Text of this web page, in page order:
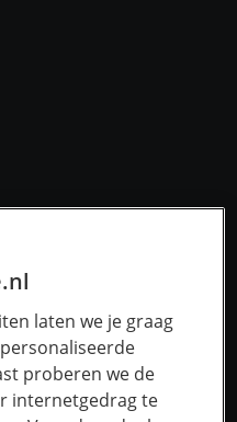
laten we je graag
proberen we de
internetgedrag te